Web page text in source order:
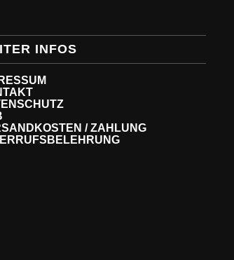
INFOS
/ ZAHLUNG